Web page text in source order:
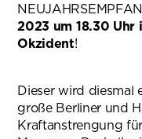
2023 um 18.30 Uhr
Okzident!
Dieser wird diesmal
große Berliner und
Kraftanstrengung